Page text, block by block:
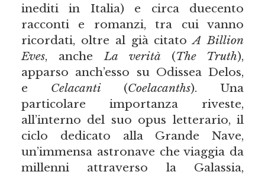
inediti in Italia) e circa duecento
racconti e romanzi, tra cui vanno
ricordati, oltre al già citatoA Billion
Eves, anche La verità (The Truth),
apparso anch’esso su Odissea Delos,
e Celacanti (Coelacanths). Una
particolare importanza riveste,
all’interno del suo opus letterario, il
ciclo dedicato alla Grande Nave,
un’immensa astronave che viaggia da
millenni attraverso la Galassia,